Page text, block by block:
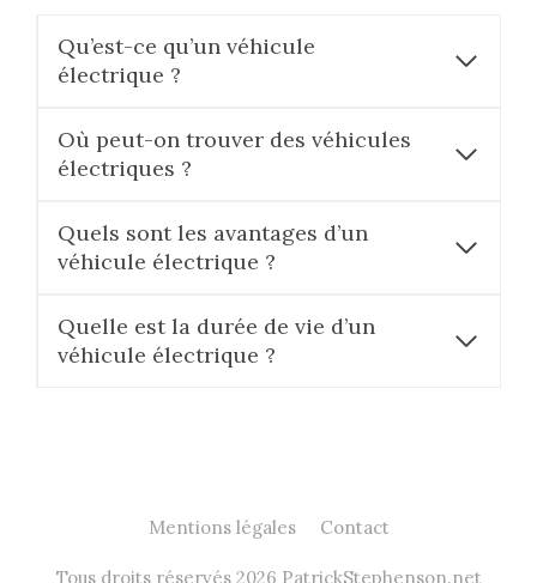
Qu’est-ce qu’un véhicule
électrique ?
Où peut-on trouver des véhicules
électriques ?
Quels sont les avantages d’un
véhicule électrique ?
Quelle est la durée de vie d’un
véhicule électrique ?
Mentions légales Contact
Tous droits réservés 2026 PatrickStephenson.net